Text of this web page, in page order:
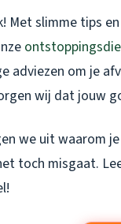
Met slimme tips
adviezen om je
wij dat jouw
we uit waarom je
toch misgaat.